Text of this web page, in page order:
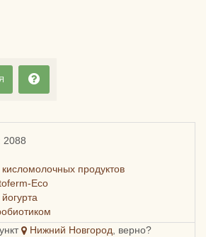
2088
продуктов
Eco
Нижний Новгород , верно?